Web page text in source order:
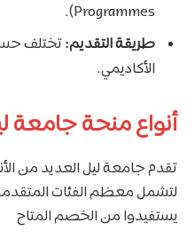
Programmes).
طريقة التقديم:تختلف
الأكاديمي.
أنواع منحة جامعة
تقدم جامعة ليل العديد من
لتشمل معظم الفئات
يستفيدوا من الخصم المتاح